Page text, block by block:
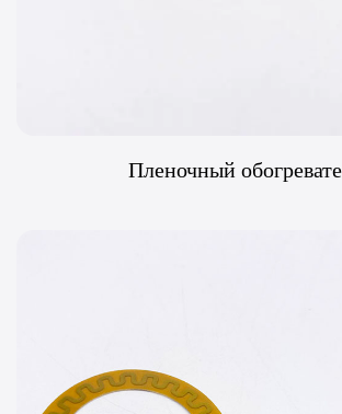
Пленочный